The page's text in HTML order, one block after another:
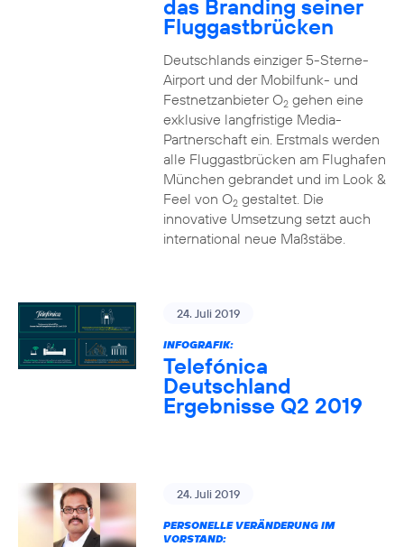
das Branding seiner
Fluggastbrücken
Deutschlands einziger 5-Sterne-
Airport und der Mobilfunk- und
Festnetzanbieter O2gehen eine
exklusive langfristige Media-
Partnerschaft ein. Erstmals werden
alle Fluggastbrücken am Flughafen
München gebrandet und im Look &
Feel von O2gestaltet. Die
innovative Umsetzung setzt auch
international neue Maßstäbe.
24. Juli 2019
INFOGRAFIK:
Telefónica
Deutschland
Ergebnisse Q2 2019
24. Juli 2019
PERSONELLE VERÄNDERUNG IM
VORSTAND: